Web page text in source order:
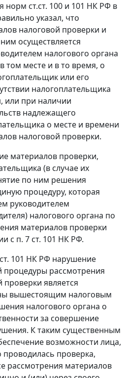
норм ст.ст. 100 и 101 НК РФ в
указал, что
налоговой проверки и
осуществляется
налогового органа
том месте и в то время, о
или его
налогоплательщика
или при наличии
надлежащего
о месте и времени
налоговой проверки.
материалов проверки,
(в случае их
по ним решения
процедуру, которая
руководителем
налогового органа по
материалов проверки
с п. 7 ст. 101 НК РФ.
101 НК РФ нарушение
процедуры рассмотрения
является
вышестоящим налоговым
налогового органа о
за совершение
К таким существенным
возможности лица,
проверка,
рассмотрения материалов